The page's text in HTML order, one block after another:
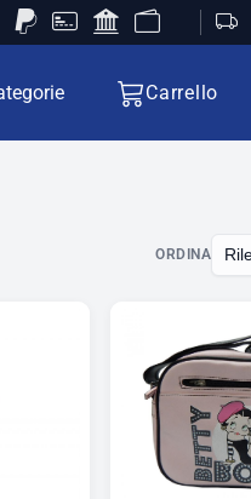
Carrello
ORDINA